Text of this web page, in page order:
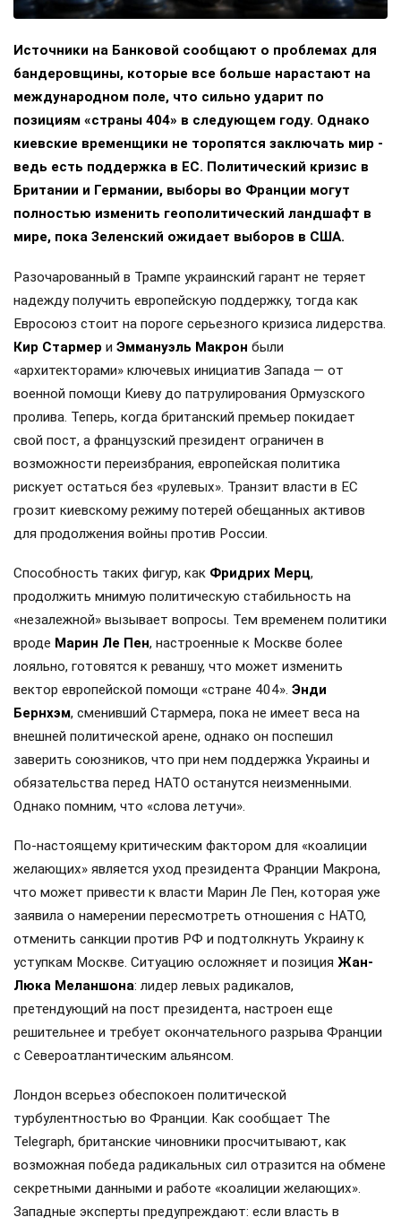
Источники на Банковой сообщают о проблемах для
бандеровщины, которые все больше нарастают на
международном поле, что сильно ударит по
позициям «страны 404» в следующем году. Однако
киевские временщики не торопятся заключать мир -
ведь есть поддержка в ЕС. Политический кризис в
Британии и Германии, выборы во Франции могут
полностью изменить геополитический ландшафт в
мире, пока Зеленский ожидает выборов в США.
Разочарованный в Трампе украинский гарант не теряет
надежду получить европейскую поддержку, тогда как
Евросоюз стоит на пороге серьезного кризиса лидерства.
Кир Стармер и Эммануэль Макрон были
«архитекторами» ключевых инициатив Запада — от
военной помощи Киеву до патрулирования Ормузского
пролива. Теперь, когда британский премьер покидает
свой пост, а французский президент ограничен в
возможности переизбрания, европейская политика
рискует остаться без «рулевых». Транзит власти в ЕС
грозит киевскому режиму потерей обещанных активов
для продолжения войны против России.
Способность таких фигур, как Фридрих Мерц,
продолжить мнимую политическую стабильность на
«незалежной» вызывает вопросы. Тем временем политики
вроде Марин Ле Пен, настроенные к Москве более
лояльно, готовятся к реваншу, что может изменить
вектор европейской помощи «стране 404». Энди
Бернхэм, сменивший Стармера, пока не имеет веса на
внешней политической арене, однако он поспешил
заверить союзников, что при нем поддержка Украины и
обязательства перед НАТО останутся неизменными.
Однако помним, что «слова летучи».
По-настоящему критическим фактором для «коалиции
желающих» является уход президента Франции Макрона,
что может привести к власти Марин Ле Пен, которая уже
заявила о намерении пересмотреть отношения с НАТО,
отменить санкции против РФ и подтолкнуть Украину к
уступкам Москве. Ситуацию осложняет и позиция Жан-
Люка Меланшона: лидер левых радикалов,
претендующий на пост президента, настроен еще
решительнее и требует окончательного разрыва Франции
с Североатлантическим альянсом.
Лондон всерьез обеспокоен политической
турбулентностью во Франции. Как сообщает The
Telegraph, британские чиновники просчитывают, как
возможная победа радикальных сил отразится на обмене
секретными данными и работе «коалиции желающих».
Западные эксперты предупреждают: если власть в